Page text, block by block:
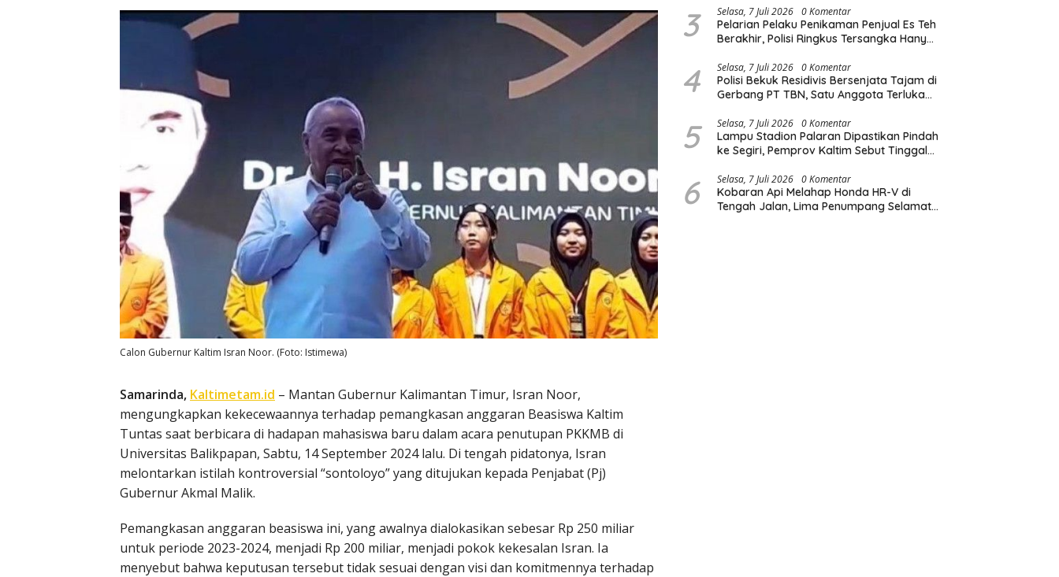
Calon Gubernur Kaltim Isran Noor. (Foto: Istimewa)
Samarinda, Kaltimetam.id – Mantan Gubernur Kalimantan Timur, Isran Noor,
mengungkapkan kekecewaannya terhadap pemangkasan anggaran Beasiswa Kaltim
Tuntas saat berbicara di hadapan mahasiswa baru dalam acara penutupan PKKMB di
Universitas Balikpapan, Sabtu, 14 September 2024 lalu. Di tengah pidatonya, Isran
melontarkan istilah kontroversial “sontoloyo” yang ditujukan kepada Penjabat (Pj)
Gubernur Akmal Malik.
Pemangkasan anggaran beasiswa ini, yang awalnya dialokasikan sebesar Rp 250 miliar
untuk periode 2023-2024, menjadi Rp 200 miliar, menjadi pokok kekesalan Isran. Ia
menyebut bahwa keputusan tersebut tidak sesuai dengan visi dan komitmennya terhadap
3 Selasa, 7 Juli 2026 0 Komentar
Pelarian Pelaku Penikaman Penjual Es Teh
Berakhir, Polisi Ringkus Tersangka Hanya
4 Selasa, 7 Juli 2026 0 Komentar
Polisi Bekuk Residivis Bersenjata Tajam di
Gerbang PT TBN, Satu Anggota Terluka
5 Selasa, 7 Juli 2026 0 Komentar
Lampu Stadion Palaran Dipastikan Pindah
ke Segiri, Pemprov Kaltim Sebut Tinggal
6 Selasa, 7 Juli 2026 0 Komentar
Kobaran Api Melahap Honda HR-V di
Tengah Jalan, Lima Penumpang Selamat